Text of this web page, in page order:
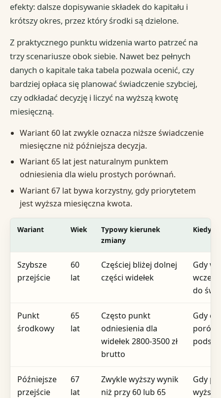
efekty: dalsze dopisywanie składek do kapitału i
krótszy okres, przez który środki są dzielone.
Z praktycznego punktu widzenia warto patrzeć na
trzy scenariusze obok siebie. Nawet bez pełnych
danych o kapitale taka tabela pozwala ocenić, czy
bardziej opłaca się planować świadczenie szybciej,
czy odkładać decyzję i liczyć na wyższą kwotę
miesięczną.
Wariant 60 lat zwykle oznacza niższe świadczenie
miesięczne niż późniejsza decyzja.
Wariant 65 lat jest naturalnym punktem
odniesienia dla wielu prostych porównań.
Wariant 67 lat bywa korzystny, gdy priorytetem
jest wyższa miesięczna kwota.
Wariant Wiek
Typowy kierunek
zmiany
Kiedy
Szybsze
przejście
60
lat
Częściej bliżej dolnej
części widełek
Gdy
do
Punkt
środkowy
65
lat
Często punkt
odniesienia dla
widełek 2800-3500 zł
brutto
Gdy
Późniejsze
przejście
67
lat
Zwykle wyższy wynik
niż przy 60 lub 65
Gdy